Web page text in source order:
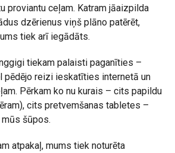
proviantu ceļam. Katram jāaizpilda
dzērienus viņš plāno patērēt,
tiek arī iegādāts.
tiekam palaisti paganīties –
pēdējo reizi ieskatīties internetā un
Pērkam ko nu kurais – cits papildu
cits pretvemšanas tabletes –
šūpos.
atpakaļ, mums tiek noturēta